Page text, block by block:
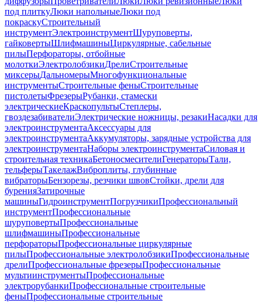
под плиткуЛюки напольныеЛюки под
покраскуСтроительный
инструментЭлектроинструментШуруповерты,
гайковертыШлифмашиныЦиркулярные, сабельные
пилыПерфораторы, отбойные
молоткиЭлектролобзикиДрелиСтроительные
миксерыДальномерыМногофункциональные
инструментыСтроительные феныСтроительные
пистолетыФрезерыРубанки, стамески
электрическиеКраскопультыСтеплеры,
гвоздезабивателиЭлектрические ножницы, резакиНасадки для
электроинструментаАксессуары для
электроинструментаАккумуляторы, зарядные устройства для
электроинструментаНаборы электроинструментаСиловая и
строительная техникаБетоносмесителиГенераторыТали,
тельферыТакелажВиброплиты, глубинные
вибраторыБензорезы, резчики швовСтойки, дрели для
буренияЗатирочные
машиныГидроинструментПогрузчикиПрофессиональный
инструментПрофессиональные
шуруповертыПрофессиональные
шлифмашиныПрофессиональные
перфораторыПрофессиональные циркулярные
пилыПрофессиональные электролобзикиПрофессиональные
дрелиПрофессиональные фрезерыПрофессиональные
мультиинструментыПрофессиональные
электрорубанкиПрофессиональные строительные
феныПрофессиональные строительные